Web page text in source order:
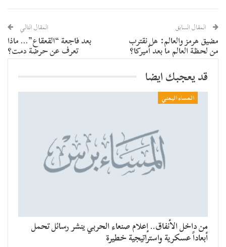
المقال السابق
مضيق هرمز والعالم: هل نقترب
من لحظة العالم ما بعد أميركا؟
المقال التالي
بعد فاجعة “القعقاع”… ماذا
تعرف عن حرضة دمت؟
قد يعجبك ايضا
المساء اليمني
من داخل الأنفاق.. إعلام صنعاء الحربي ينشر رسائل تحمل
أبعاداً عسكرية واستراتيجية خطيرة